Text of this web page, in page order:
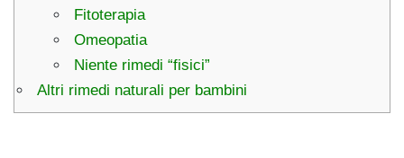
Fitoterapia
Omeopatia
Niente rimedi “fisici”
Altri rimedi naturali per bambini